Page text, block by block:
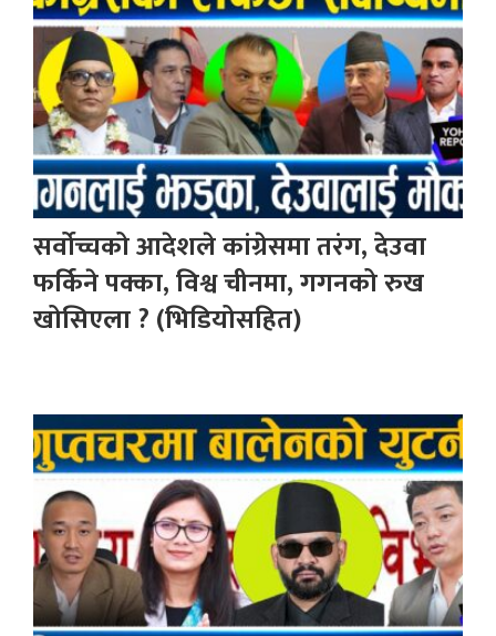
सर्वोच्चको आदेशले कांग्रेसमा तरंग, देउवा
फर्किने पक्का, विश्व चीनमा, गगनको रुख
खोसिएला ? (भिडियोसहित)